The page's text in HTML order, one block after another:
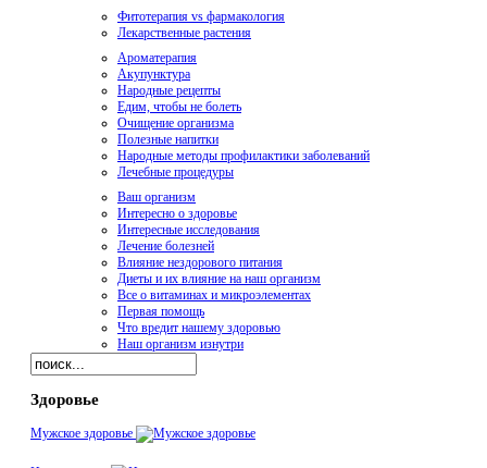
Фитотерапия vs фармакология
Лекарственные растения
Ароматерапия
Акупунктура
Народные рецепты
Едим, чтобы не болеть
Очищение организма
Полезные напитки
Народные методы профилактики заболеваний
Лечебные процедуры
Ваш организм
Интересно о здоровье
Интересные исследования
Лечение болезней
Влияние нездорового питания
Диеты и их влияние на наш организм
Все о витаминах и микроэлементах
Первая помощь
Что вредит нашему здоровью
Наш организм изнутри
Здоровье
Мужское здоровье